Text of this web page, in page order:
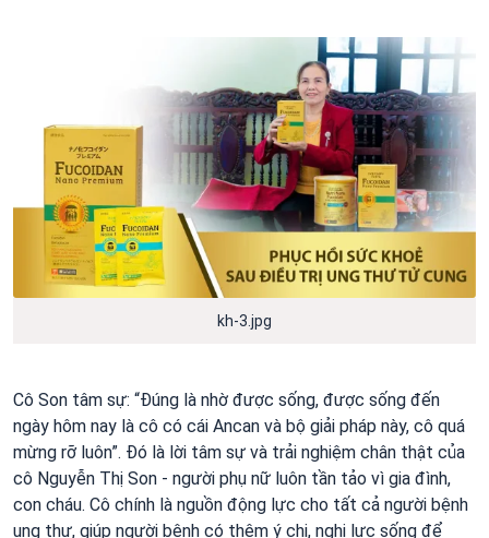
kh-3.jpg
Cô Son tâm sự: “Đúng là nhờ được sống, được sống đến
ngày hôm nay là cô có cái Ancan và bộ giải pháp này, cô quá
mừng rỡ luôn”. Đó là lời tâm sự và trải nghiệm chân thật của
cô Nguyễn Thị Son - người phụ nữ luôn tần tảo vì gia đình,
con cháu. Cô chính là nguồn động lực cho tất cả người bệnh
ung thư, giúp người bệnh có thêm ý chị, nghị lực sống để